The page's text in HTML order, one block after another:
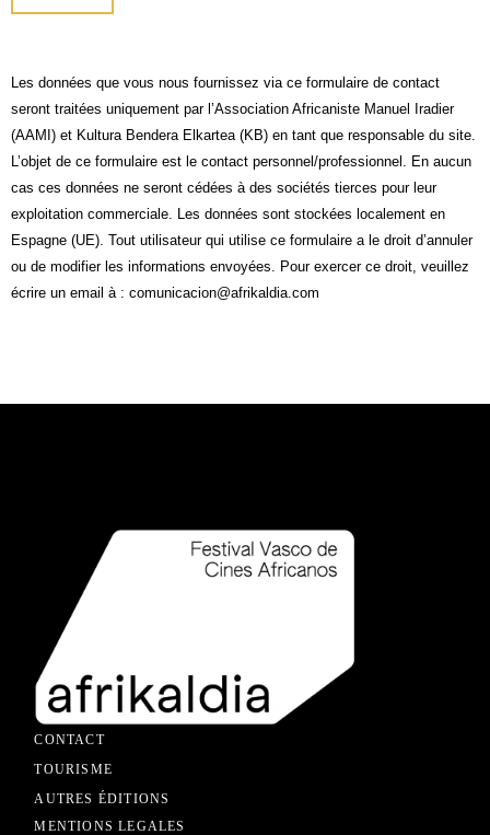
Les données que vous nous fournissez via ce formulaire de contact
seront traitées uniquement par l’Association Africaniste Manuel Iradier
(AAMI) et Kultura Bendera Elkartea (KB) en tant que responsable du site.
L’objet de ce formulaire est le contact personnel/professionnel. En aucun
cas ces données ne seront cédées à des sociétés tierces pour leur
exploitation commerciale. Les données sont stockées localement en
Espagne (UE). Tout utilisateur qui utilise ce formulaire a le droit d’annuler
ou de modifier les informations envoyées. Pour exercer ce droit, veuillez
écrire un email à : comunicacion@afrikaldia.com
CONTACT
TOURISME
AUTRES ÉDITIONS
MENTIONS LEGALES